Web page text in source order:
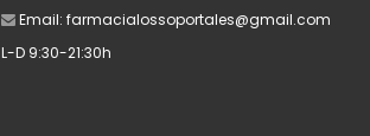
Email: farmacialossoportales@gmail.com
L-D 9:30-21:30h